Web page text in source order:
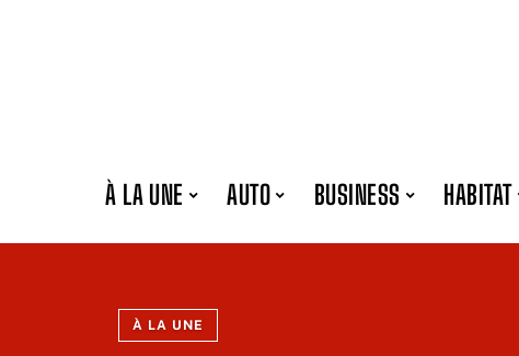
À LA UNE AUTO BUSINESS HABITAT
À LA UNE